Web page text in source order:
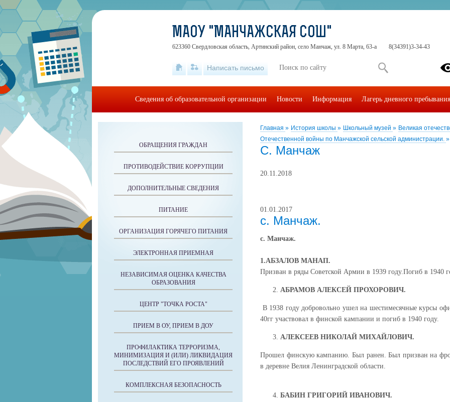
Главная » История школы » Школьный музей » Великая
Отечественной войны по Манчажской сельской администрации. »
С. Манчаж
20.11.2018
01.01.2017
с. Манчаж.
с. Манчаж.
1.АБЗАЛОВ МАНАП.
Призван в ряды Советской Армии в 1939 году.Погиб в 1940
АБРАМОВ АЛЕКСЕЙ ПРОХОРОВИЧ.
В 1938 году добровольно ушел на шестимесячные курсы
40гг участвовал в финской кампании и погиб в 1940 году.
АЛЕКСЕЕВ НИКОЛАЙ МИХАЙЛОВИЧ.
Прошел финскую кампанию. Был ранен. Был призван на
в деревне Велия Ленинградской области.
БАБИН ГРИГОРИЙ ИВАНОВИЧ.
ОБРАЩЕНИЯ ГРАЖДАН
ПРОТИВОДЕЙСТВИЕ КОРРУПЦИИ
ДОПОЛНИТЕЛЬНЫЕ СВЕДЕНИЯ
ПИТАНИЕ
ОРГАНИЗАЦИЯ ГОРЯЧЕГО ПИТАНИЯ
ЭЛЕКТРОННАЯ ПРИЕМНАЯ
НЕЗАВИСИМАЯ ОЦЕНКА КАЧЕСТВА
ОБРАЗОВАНИЯ
ЦЕНТР "ТОЧКА РОСТА"
ПРИЕМ В ОУ, ПРИЕМ В ДОУ
ПРОФИЛАКТИКА ТЕРРОРИЗМА,
МИНИМИЗАЦИЯ И (ИЛИ) ЛИКВИДАЦИЯ
ПОСЛЕДСТВИЙ ЕГО ПРОЯВЛЕНИЙ
КОМПЛЕКСНАЯ БЕЗОПАСНОСТЬ
МАОУ "МАНЧАЖСКАЯ СОШ"
623360 Свердловская область, Артинский район, село Манчаж, ул. 8 Марта, 63-а 8(34391)3-34-43
Написать письмо
Сведения об образовательной организации Новости Информация Лагерь дневного пребывания